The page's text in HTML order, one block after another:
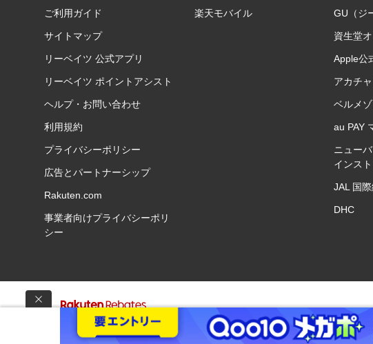
ご利用ガイド
サイトマップ
リーベイツ 公式アプリ
リーベイツ ポイントアシスト
ヘルプ・お問い合わせ
利用規約
プライバシーポリシー
広告とパートナーシップ
Rakuten.com
事業者向けプライバシーポリ
シー
楽天モバイル GU（ジ
資生堂
Apple公
アカチ
ベルメ
au PAY
ニュー
インス
JAL 国
DHC